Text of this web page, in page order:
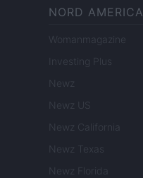
NORD AMERICA
Womanmagazine
Investing Plus
Newz
Newz US
Newz California
Newz Texas
Newz Florida